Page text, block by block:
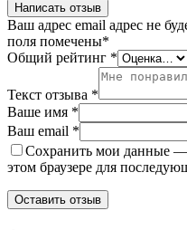
Написать отзыв
Ваш адрес email адрес не
поля помечены*
Общий рейтинг *
Текст отзыва *
Ваше имя *
Ваш email *
Сохранить мои данные
этом браузере для